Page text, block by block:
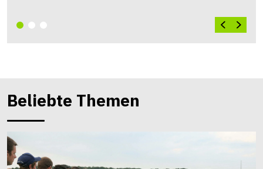
Beliebte Themen